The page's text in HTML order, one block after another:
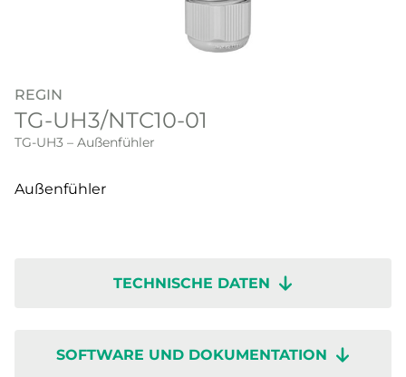
REGIN
TG-UH3/NTC10-01
TG-UH3 – Außenfühler
Außenfühler
TECHNISCHE DATEN
SOFTWARE UND DOKUMENTATION